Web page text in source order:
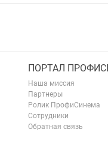
ПОРТАЛ
Наша миссия
Партнеры
Ролик ПрофиСинема
Сотрудники
Обратная связь